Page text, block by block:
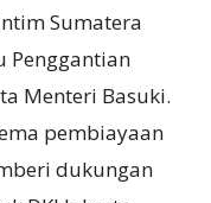
Sumatera
Penggantian
Menteri Basuki.
pembiayaan
dukungan